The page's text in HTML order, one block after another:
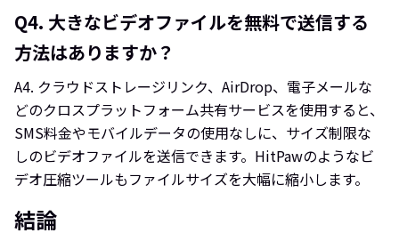
Q4. 大きなビデオファイルを無料で送信する
方法はありますか？
A4. クラウドストレージリンク、AirDrop、電子メールな
どのクロスプラットフォーム共有サービスを使用すると、
SMS料金やモバイルデータの使用なしに、サイズ制限な
しのビデオファイルを送信できます。HitPawのようなビ
デオ圧縮ツールもファイルサイズを大幅に縮小します。
結論